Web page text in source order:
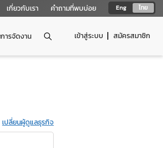
Eng ไทย
เกี่ยวกับเรา คำถามที่พบบ่อย
เข้าสู่ระบบ สมัครสมาชิก
ารจัดงาน
เปลี่ยนผู้ดูแลธุรกิจ